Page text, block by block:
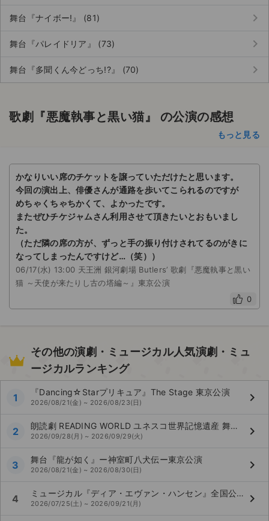
舞台『ナイボー!』 (81) keyboard_arrow_right
舞台『パレイドリア』 (73) keyboard_arrow_right
舞台『多聞くん今どっち!?』 (70) keyboard_arrow_right
歌劇『悪魔執事と黒い猫』 の公演の感想
もっと見る
かなりいい席のチケットを譲っていただけたと思います。
今回の演出上、俳優さんが通路を歩いてこられるのですが
めちゃくちゃちかくて、よかったです。
またぜひチケジャムさん利用させて頂きたいとおもいまし
た。
（ただ隣の席の方が、ずっと手の振り付けされてるのがきに
なってしまったんですけど…（笑））
06/17(水) 13:00 天王洲 銀河劇場 Butlers’ 歌劇『悪魔執事と黒い
猫 ～天使が来たりし古の塔編～』東京公演
0
その他の演劇・ミュージカル人気演劇・ミュ
ージカルランキング
1 『Dancing☆Starプリキュア』The Stage 東京公演
2026/08/21(金) ~ 2026/08/23(日) keyboard_arrow_right
2 朗読劇 READING WORLD ユネスコ世界記憶遺産 舞鶴への生還『約束の果て』（再演）
2026/09/28(月) ~ 2026/09/29(火) keyboard_arrow_right
3 舞台『龍が如く』ー神室町八犬伝ー東京公演
2026/08/21(金) ~ 2026/08/30(日) keyboard_arrow_right
4 ミュージカル『ディア・エヴァン・ハンセン』全国公演
2026/07/25(土) ~ 2026/09/21(月) keyboard_arrow_right